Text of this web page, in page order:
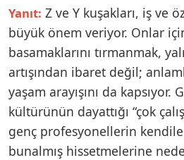
Yanıt: Z ve Y kuşakları, iş ve
büyük önem veriyor. Onlar
basamaklarını tırmanmak,
artışından ibaret değil;
yaşam arayışını da kapsıyor.
kültürünün dayattığı “çok
genç profesyonellerin
bunalmış hissetmelerine